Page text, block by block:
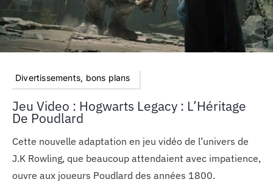
STUDORIA
Divertissements, bons plans
Jeu Video : Hogwarts Legacy : L’Héritage
De Poudlard
Cette nouvelle adaptation en jeu vidéo de l’univers de
J.K Rowling, que beaucoup attendaient avec impatience,
ouvre aux joueurs Poudlard des années 1800.